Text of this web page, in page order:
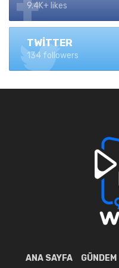
9.4K+ likes
TWITTER
134 followers
ANA SAYFA GÜNDEM